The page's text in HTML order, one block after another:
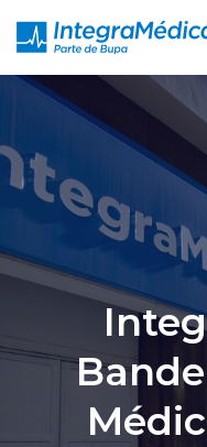
Especialidades y
Telemedicina
Clínicas Dentales